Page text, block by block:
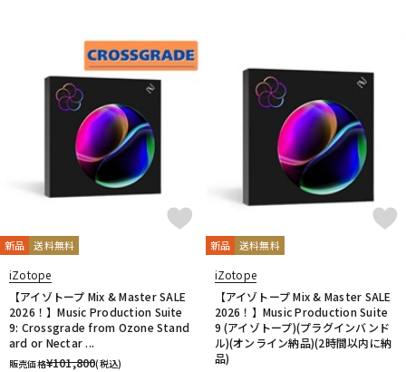
新品 送料無料
iZotope
【アイゾトープ Mix & Master SALE
2026！】Music Production Suite
9: Crossgrade from Ozone Stand
ard or Nectar ...
販売価格¥101,800(税込)
新品 送料無料
iZotope
【アイゾトープ Mix & Master SALE
2026！】Music Production Suite
9 (アイゾトープ)(プラグインバンド
ル)(オンライン納品)(2時間以内に納
品)